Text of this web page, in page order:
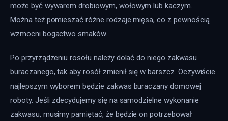
może być wywarem drobiowym, wołowym lub kaczym.
Można też pomieszać różne rodzaje mięsa, co z pewnością
wzmocni bogactwo smaków.
Po przyrządzeniu rosołu należy dolać do niego zakwasu
buraczanego, tak aby rosół zmienił się w barszcz. Oczywiście
najlepszym wyborem będzie zakwas buraczany domowej
roboty. Jeśli zdecydujemy się na samodzielne wykonanie
zakwasu, musimy pamiętać, że będzie on potrzebował